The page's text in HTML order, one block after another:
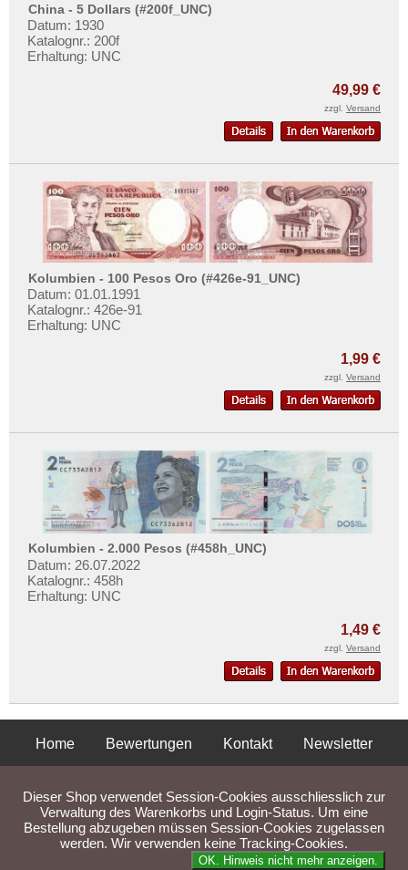
China - 5 Dollars (#200f_UNC)
Datum: 1930
Katalognr.: 200f
Erhaltung: UNC
49,99 €
zzgl. Versand
Kolumbien - 100 Pesos Oro (#426e-91_UNC)
Datum: 01.01.1991
Katalognr.: 426e-91
Erhaltung: UNC
1,99 €
zzgl. Versand
Kolumbien - 2.000 Pesos (#458h_UNC)
Datum: 26.07.2022
Katalognr.: 458h
Erhaltung: UNC
1,49 €
zzgl. Versand
Home Bewertungen Kontakt
Newsletter
Liefer- und Versandkosten
Dieser Shop verwendet Session-Cookies ausschliesslich zur
Verwaltung des Warenkorbs und Login-Status. Um eine
Bestellung abzugeben müssen Session-Cookies zugelassen
werden. Wir verwenden keine Tracking-Cookies.
OK. Hinweis nicht mehr anzeigen.